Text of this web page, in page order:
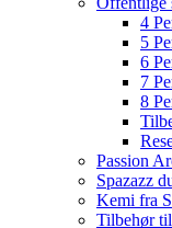
4
5
6
7
8
Passion
Spazazz
Kemi fra
Tilbehør